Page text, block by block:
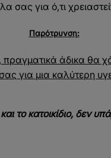
σας για ό,τι
Παρότρυνση:
άδικα θα
για μια καλύτερη
το κατοικίδιο, δεν